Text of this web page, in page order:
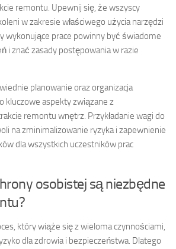
remontu. Upewnij się, że wszyscy
w zakresie właściwego użycia narzędzi
wykonujące prace powinny być świadome
i znać zasady postępowania w razie
planowanie oraz organizacja
kluczowe aspekty związane z
remontu wnętrz. Przykładanie wagi do
na zminimalizowanie ryzyka i zapewnienie
dla wszystkich uczestników prac
osobistej są niezbędne
który wiąże się z wieloma czynnościami,
dla zdrowia i bezpieczeństwa. Dlatego